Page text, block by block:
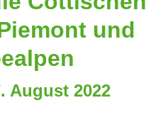
und
August 2022